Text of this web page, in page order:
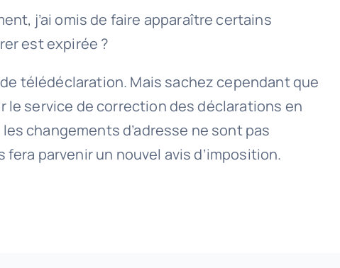
j’ai omis de faire apparaître certains
est expirée ?
télédéclaration. Mais sachez cependant que
le service de correction des déclarations en
changements d’adresse ne sont pas
parvenir un nouvel avis d’imposition.